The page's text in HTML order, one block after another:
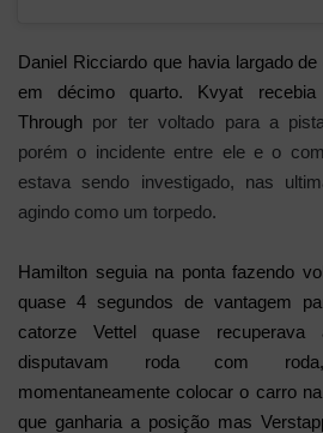
Daniel Ricciardo que havia largado
em décimo quarto. Kvyat
Through por ter voltado para a
porém o incidente entre ele e o
estava sendo investigado, nas
agindo como um torpedo.
Hamilton seguia na ponta fazendo
quase 4 segundos de vantagem
catorze Vettel quase
disputavam roda com
momentaneamente colocar o carro
que ganharia a posição mas